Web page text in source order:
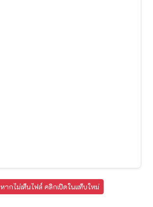
หากไม่เห็นไฟล์ คลิกเปิดในแท็บใหม่